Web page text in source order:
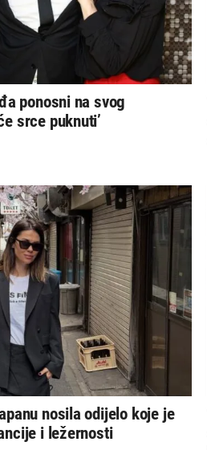
ponosni na svog
srce puknuti’
nosila odijelo koje je
i ležernosti